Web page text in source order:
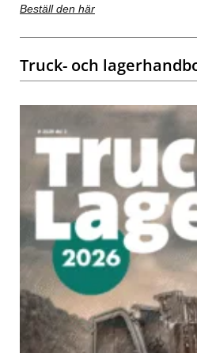
Beställ den här
Truck- och